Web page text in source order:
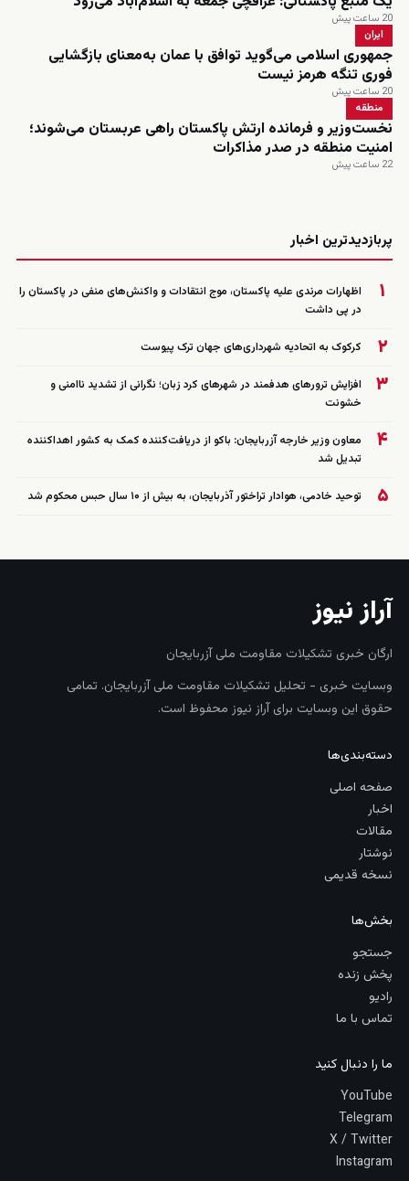
20 ساعت پیش
ایران
جمهوری اسلامی می‌گوید توافق با عمان به‌معنای بازگشایی
فوری تنگه هرمز نیست
20 ساعت پیش
منطقه
نخست‌وزیر و فرمانده ارتش پاکستان راهی عربستان می‌شوند؛
امنیت منطقه در صدر مذاکرات
22 ساعت پیش
پربازدیدترین اخبار
۱
اظهارات مرندی علیه پاکستان، موج انتقادات و واکنش‌های منفی در پاکستان را
در پی داشت
۲ کرکوک به اتحادیه شهرداری‌های جهان ترک پیوست
۳
افزایش ترورهای هدفمند در شهرهای کرد زبان؛ نگرانی از تشدید ناامنی و
خشونت
۴
معاون وزیر خارجه آزربایجان: باکو از دریافت‌کننده کمک به کشور اهداکننده
تبدیل شد
۵ توحید خادمی، هوادار تراختور آذربایجان، به بیش از ۱۰ سال حبس محکوم شد
آراز نیوز
ارگان خبری تشکیلات مقاومت ملی آزربایجان
وبسایت خبری - تحلیل تشکیلات مقاومت ملی آزربایجان. تمامی
حقوق این وبسایت برای آراز نیوز محفوظ است.
دسته‌بندی‌ها
صفحه اصلی
اخبار
مقالات
نوشتار
نسخه قدیمی
بخش‌ها
جستجو
پخش زنده
رادیو
تماس با ما
ما را دنبال کنید
YouTube
Telegram
X / Twitter
Instagram